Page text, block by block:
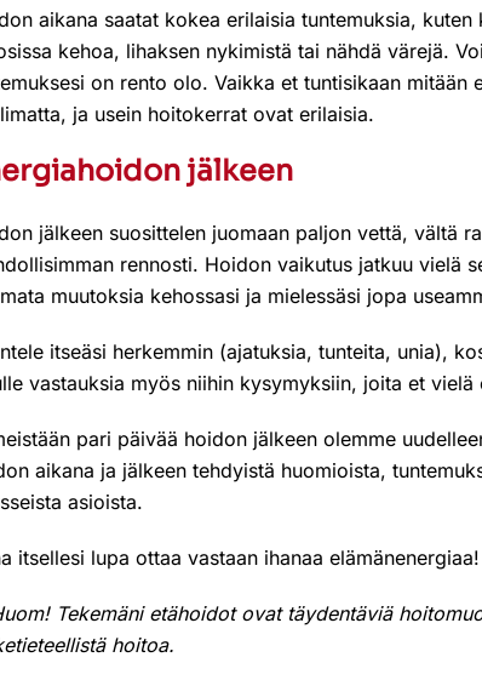
aikana saatat kokea erilaisia tuntemuksia,
kehoa, lihaksen nykimistä tai nähdä värejä.
on rento olo. Vaikka et tuntisikaan mitään
ja usein hoitokerrat ovat erilaisia.
jälkeen
jälkeen suosittelen juomaan paljon vettä, vältä
rennosti. Hoidon vaikutus jatkuu vielä
muutoksia kehossasi ja mielessäsi jopa
itseäsi herkemmin (ajatuksia, tunteita, unia),
vastauksia myös niihin kysymyksiin, joita et vielä
pari päivää hoidon jälkeen olemme
aikana ja jälkeen tehdyistä huomioista,
asioista.
itsellesi lupa ottaa vastaan ihanaa elämänenergiaa!
Tekemäni etähoidot ovat täydentäviä
hoitoa.